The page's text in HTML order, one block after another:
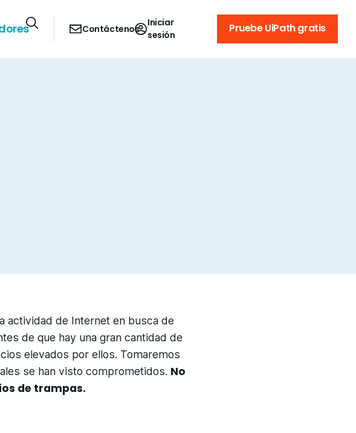
Contáctenos
Iniciar
sesión
Pruebe UiPath gratis
actividad de Internet en busca de
de que hay una gran cantidad de
elevados por ellos. Tomaremos
se han visto comprometidos. No
de trampas.